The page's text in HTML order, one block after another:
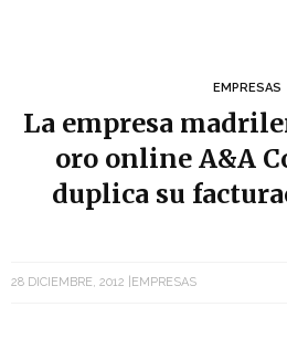
EMPRESAS
La empresa
oro online A&A
duplica su
28 DICIEMBRE, 2012 EMPRESAS